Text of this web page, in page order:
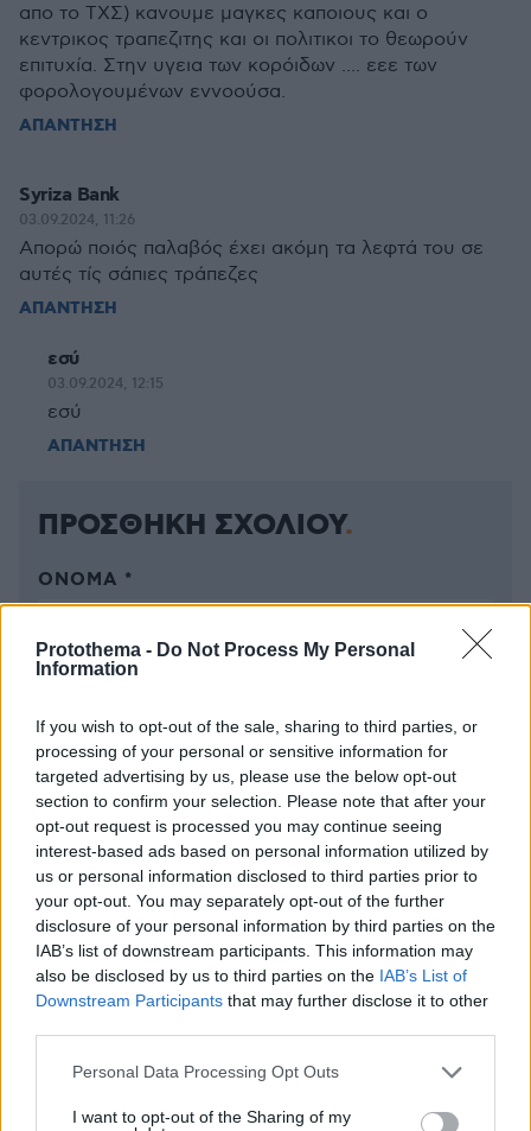
Protothema - Do Not Process My Personal
Information
If you wish to opt-out of the sale, sharing to third parties, or
processing of your personal or sensitive information for
targeted advertising by us, please use the below opt-out
section to confirm your selection. Please note that after your
opt-out request is processed you may continue seeing
interest-based ads based on personal information utilized by
us or personal information disclosed to third parties prior to
your opt-out. You may separately opt-out of the further
disclosure of your personal information by third parties on the
IAB’s list of downstream participants. This information may
also be disclosed by us to third parties on the IAB’s List of
Downstream Participants that may further disclose it to other
Please note that this website/app uses one or more Google
not limited to your visit or usage behaviour. You may click to
Personal Data Processing Opt Outs
I want to opt-out of the Sharing of my
απο το ΤΧΣ) κανουμε μαγκες καποιους και ο
κεντρικος τραπεζιτης και οι πολιτικοι το θεωρούν
επιτυχία. Στην υγεια των κορόιδων .... εεε των
φορολογουμένων εννοούσα.
ΑΠΑΝΤΗΣΗ
Syriza Bank
03.09.2024, 11:26
Απορώ ποιός παλαβός έχει ακόμη τα λεφτά του σε
αυτές τίς σάπιες τράπεζες
ΑΠΑΝΤΗΣΗ
εσύ
03.09.2024, 12:15
εσύ
ΑΠΑΝΤΗΣΗ
ΠΡΟΣΘΗΚΗ ΣΧΟΛΙΟΥ
ΌΝΟΜΑ *
EMAIL
ΣΧΌΛΙΟ *
Απομένουν2500χαρακτήρες